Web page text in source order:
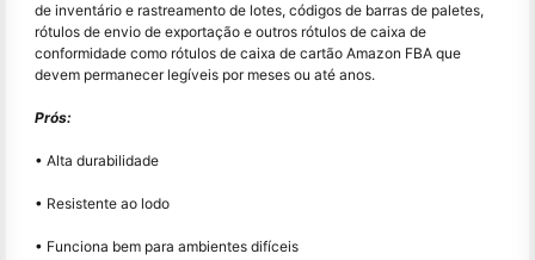
de inventário e rastreamento de lotes, códigos de barras de paletes,
rótulos de envio de exportação e outros rótulos de caixa de
conformidade como rótulos de caixa de cartão Amazon FBA que
devem permanecer legíveis por meses ou até anos.
Prós:
• Alta durabilidade
• Resistente ao lodo
• Funciona bem para ambientes difíceis